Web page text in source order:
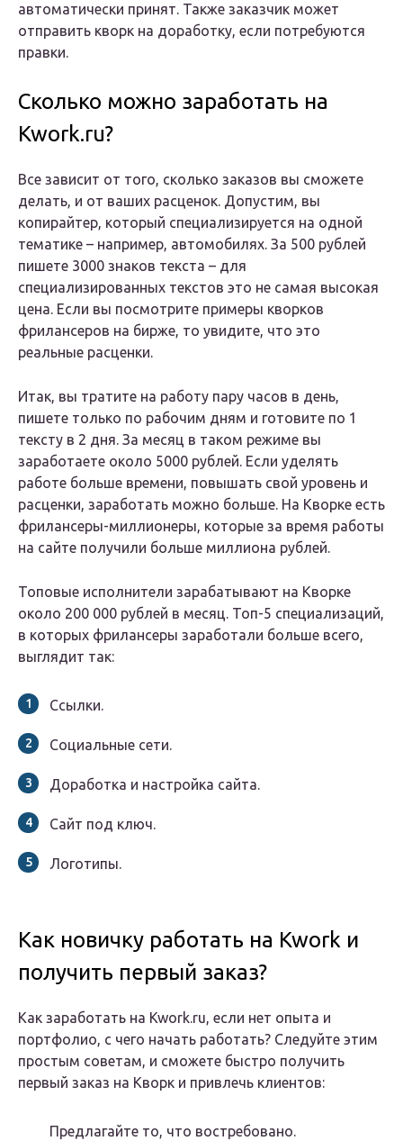
автоматически принят. Также заказчик может
отправить кворк на доработку, если потребуются
правки.
Сколько можно заработать на
Kwork.ru?
Все зависит от того, сколько заказов вы сможете
делать, и от ваших расценок. Допустим, вы
копирайтер, который специализируется на одной
тематике – например, автомобилях. За 500 рублей
пишете 3000 знаков текста – для
специализированных текстов это не самая высокая
цена. Если вы посмотрите примеры кворков
фрилансеров на бирже, то увидите, что это
реальные расценки.
Итак, вы тратите на работу пару часов в день,
пишете только по рабочим дням и готовите по 1
тексту в 2 дня. За месяц в таком режиме вы
заработаете около 5000 рублей. Если уделять
работе больше времени, повышать свой уровень и
расценки, заработать можно больше. На Кворке есть
фрилансеры-миллионеры, которые за время работы
на сайте получили больше миллиона рублей.
Топовые исполнители зарабатывают на Кворке
около 200 000 рублей в месяц. Топ-5 специализаций,
в которых фрилансеры заработали больше всего,
выглядит так:
Ссылки.
Социальные сети.
Доработка и настройка сайта.
Сайт под ключ.
Логотипы.
Как новичку работать на Kwork и
получить первый заказ?
Как заработать на Kwork.ru, если нет опыта и
портфолио, с чего начать работать? Следуйте этим
простым советам, и сможете быстро получить
первый заказ на Кворк и привлечь клиентов:
Предлагайте то, что востребовано.